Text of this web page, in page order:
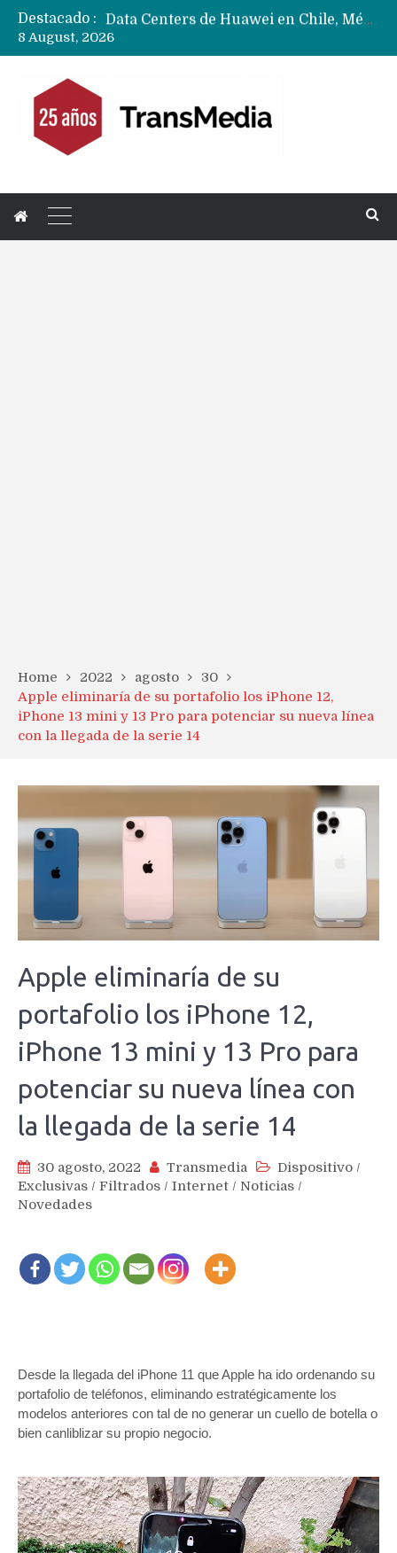
Destacado :
Data Centers de Huawei en Chile, México, Brasil,Perú y Argentina podrían verse afectados por arremetida de EE.UU
8 August, 2026
Home 2022 agosto
30
Apple eliminaría de su portafolio los iPhone 12,
iPhone 13 mini y 13 Pro para potenciar su nueva línea
con la llegada de la serie 14
Apple eliminaría de su
portafolio los iPhone 12,
iPhone 13 mini y 13 Pro para
potenciar su nueva línea con
la llegada de la serie 14
30 agosto, 2022 Transmedia Dispositivo /
Exclusivas / Filtrados / Internet / Noticias /
Novedades
Desde la llegada del iPhone 11 que Apple ha ido ordenando su
portafolio de teléfonos, eliminando estratégicamente los
modelos anteriores con tal de no generar un cuello de botella o
bien canliblizar su propio negocio.